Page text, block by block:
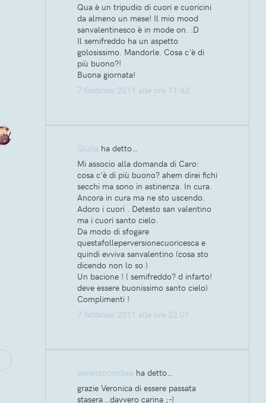
Qua è un tripudio di cuori e cuoricini
da almeno un mese! Il mio mood
sanvalentinesco è in mode on. :D
Il semifreddo ha un aspetto
golosissimo. Mandorle. Cosa c'è di
più buono?!
Buona giornata!
7 febbraio 2011 alle ore 11:42
Giulia ha detto…
Mi associo alla domanda di Caro:
cosa c'è di più buono? ahem direi fichi
secchi ma sono in astinenza. In cura.
Ancora in cura ma ne sto uscendo.
Adoro i cuori . Detesto san valentino
ma i cuori santo cielo.
Da modo di sfogare
questafolleperversionecuoricesca e
quindi evviva sanvalentino (cosa sto
dicendo non lo so )
Un bacione ! ( semifreddo? d infarto!
deve essere buonissimo santo cielo)
Complimenti !
7 febbraio 2011 alle ore 22:01
apranzoconbea ha detto…
grazie Veronica di essere passata
stasera...davvero carina ;-)